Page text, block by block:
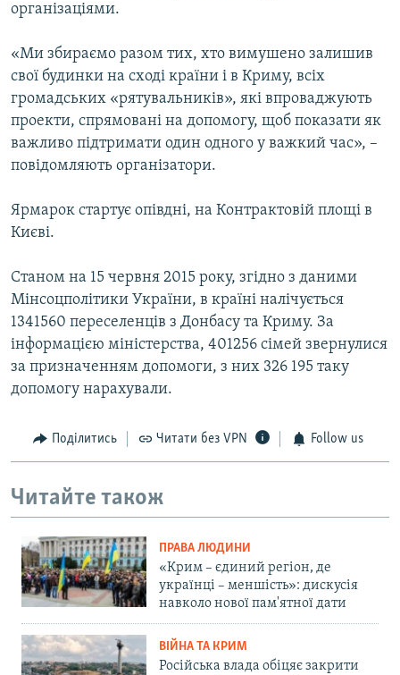
організаціями.
«Ми збираємо разом тих, хто вимушено залишив
свої будинки на сході країни і в Криму, всіх
громадських «рятувальників», які впроваджують
проекти, спрямовані на допомогу, щоб показати як
важливо підтримати один одного у важкий час», –
повідомляють організатори.
Ярмарок стартує опівдні, на Контрактовій площі в
Києві.
Станом на 15 червня 2015 року, згідно з даними
Мінсоцполітики України, в країні налічується
1341560 переселенців з Донбасу та Криму. За
інформацією міністерства, 401256 сімей звернулися
за призначенням допомоги, з них 326 195 таку
допомогу нарахували.
Поділитись Читати без VPN Follow us
Читайте також
ПРАВА ЛЮДИНИ
«Крим – єдиний регіон, де
українці – меншість»: дискусія
навколо нової пам'ятної дати
ВІЙНА ТА КРИМ
Російська влада обіцяє закрити